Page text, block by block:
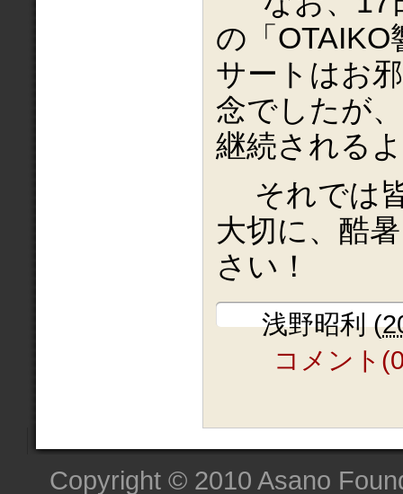
の「
サートはお
念でしたが
継続される
それでは
大切に、酷
さい！
浅野昭利(
コメント
Copyright © 2010 Asano